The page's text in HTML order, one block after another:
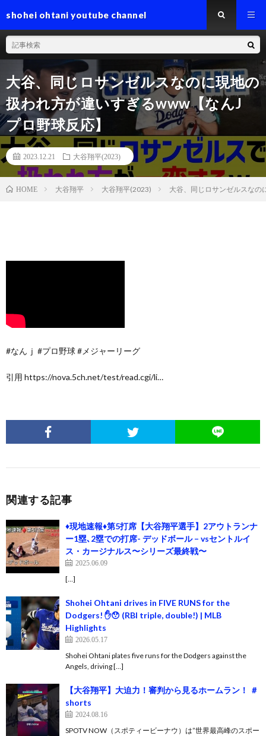
shohei ohtani youtube channel
大谷、同じロサンゼルスなのに現地の
扱われ方が違いすぎるwww【なんJ
プロ野球反応】
2023.12.21 大谷翔平(2023)
HOME 大谷翔平 大谷翔平(2023) 大谷、同じロサンゼルスなの
#なんｊ #プロ野球 #メジャーリーグ
引用 https://nova.5ch.net/test/read.cgi/li…
関連する記事
♦️現地速報♦️第5打席【大谷翔平選手】2アウトランナ
ー1塁､2塁での打席- デッドボール – vsセントルイ
ス・カージナルス〜シリーズ最終戦〜
2025.06.09
[…]
Shohei Ohtani drives in FIVE RUNS for the
Dodgers! ✋😯 (RBI triple, double!) | MLB
Highlights
2026.05.17
Shohei Ohtani plates five runs for the Dodgers against the
Angels, driving […]
【大谷翔平】大迫力！審判から見るホームラン！ ＃
shorts
2024.08.16
SPOTV NOW（スポティービーナウ）は”世界最高峰のスポー